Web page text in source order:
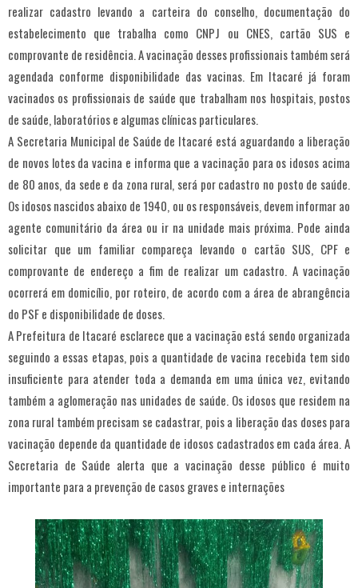
realizar cadastro levando a carteira do conselho, documentação do
estabelecimento que trabalha como CNPJ ou CNES, cartão SUS e
comprovante de residência. A vacinação desses profissionais também será
agendada conforme disponibilidade das vacinas. Em Itacaré já foram
vacinados os profissionais de saúde que trabalham nos hospitais, postos
de saúde, laboratórios e algumas clínicas particulares.
A Secretaria Municipal de Saúde de Itacaré está aguardando a liberação
de novos lotes da vacina e informa que a vacinação para os idosos acima
de 80 anos, da sede e da zona rural, será por cadastro no posto de saúde.
Os idosos nascidos abaixo de 1940, ou os responsáveis, devem informar ao
agente comunitário da área ou ir na unidade mais próxima. Pode ainda
solicitar que um familiar compareça levando o cartão SUS, CPF e
comprovante de endereço a fim de realizar um cadastro. A vacinação
ocorrerá em domicílio, por roteiro, de acordo com a área de abrangência
do PSF e disponibilidade de doses.
A Prefeitura de Itacaré esclarece que a vacinação está sendo organizada
seguindo a essas etapas, pois a quantidade de vacina recebida tem sido
insuficiente para atender toda a demanda em uma única vez, evitando
também a aglomeração nas unidades de saúde. Os idosos que residem na
zona rural também precisam se cadastrar, pois a liberação das doses para
vacinação depende da quantidade de idosos cadastrados em cada área. A
Secretaria de Saúde alerta que a vacinação desse público é muito
importante para a prevenção de casos graves e internações